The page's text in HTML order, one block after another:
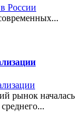
рынок началась